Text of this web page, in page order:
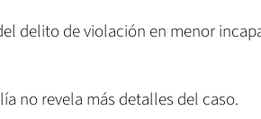
delito de violación en menor
no revela más detalles del caso.